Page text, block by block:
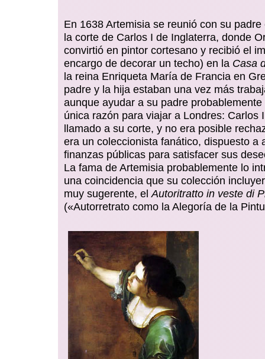
En 1638 Artemisia se reunió con su
la corte de Carlos I de Inglaterra, donde
convirtió en pintor cortesano y recibió el
encargo de decorar un techo) en laCasa
la reina Enriqueta María de Francia en
padre y la hija estaban una vez más
aunque ayudar a su padre
única razón para viajar a Londres: Carlos
llamado a su corte, y no era posible
era un coleccionista fanático, dispuesto a
finanzas públicas para satisfacer sus
La fama de Artemisia probablemente lo
una coincidencia que su colección
muy sugerente, elAutoritratto in veste di
(«Autorretrato como la Alegoría de la